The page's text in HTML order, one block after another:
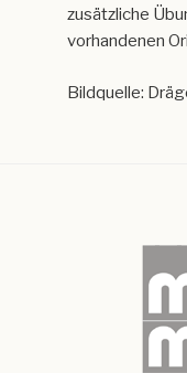
zusätzliche
vorhandenen
Bildquelle: